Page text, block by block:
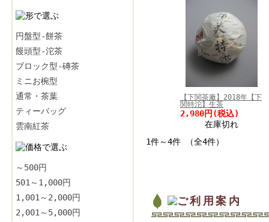
円盤型-餅茶
饅頭型-沱茶
ブロック型-磚茶
ミニお椀型
通常・茶葉
ティーバッグ
雲南紅茶
～500円
501～1,000円
1,001～2,000円
2,001～5,000円
【下関茶廠】2018年【下
関特沱】生茶
2,980円 (税込)
在庫切れ
1件～4件 （全4件）